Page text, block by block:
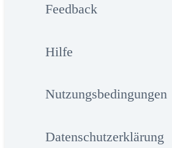
Feedback
Hilfe
Nutzungsbedingungen
Datenschutzerklärung